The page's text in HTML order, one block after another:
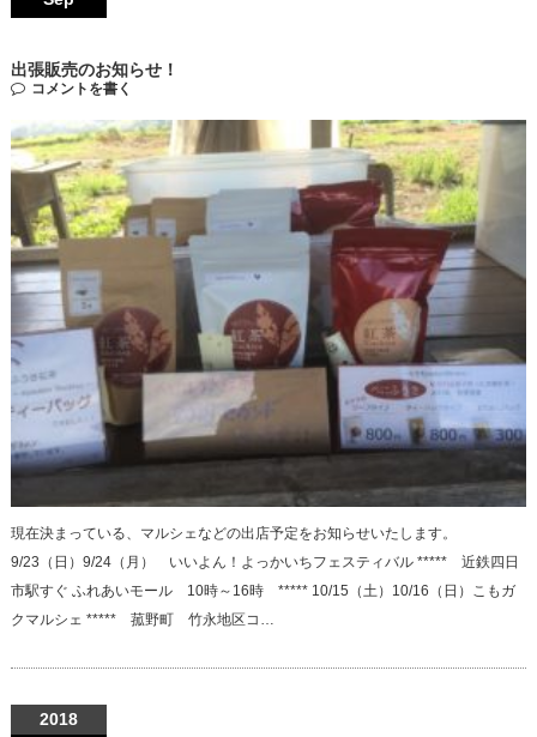
出張販売のお知らせ！
コメントを書く
現在決まっている、マルシェなどの出店予定をお知らせいたします。
9/23（日）9/24（月） いいよん！よっかいちフェスティバル ***** 近鉄四日
市駅すぐ ふれあいモール 10時～16時 ***** 10/15（土）10/16（日）こもガ
クマルシェ ***** 菰野町 竹永地区コ…
2018